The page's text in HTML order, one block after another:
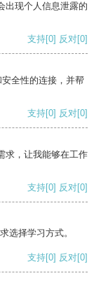
出现个人信息泄露的
支持[0] 反对[0]
全性的连接，并帮
支持[0] 反对[0]
求，让我能够在工作
支持[0] 反对[0]
选择学习方式。
支持[0] 反对[0]